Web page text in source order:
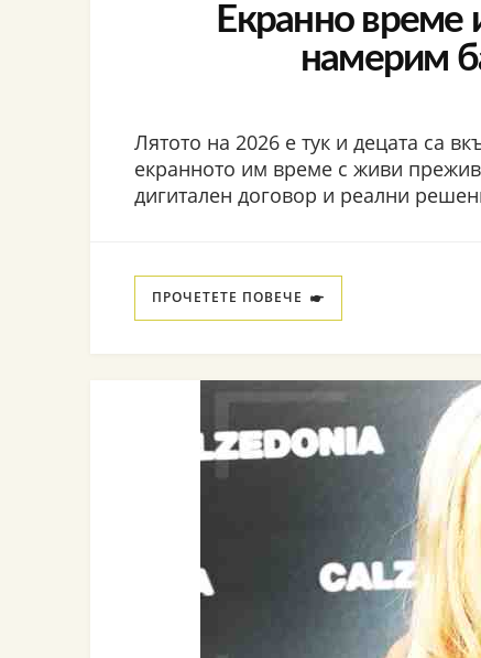
Екранно време
намерим
Лятото на 2026 е тук и децата са
екранното им време с живи
дигитален договор и реални
ПРОЧЕТЕТЕ ПОВЕЧЕ